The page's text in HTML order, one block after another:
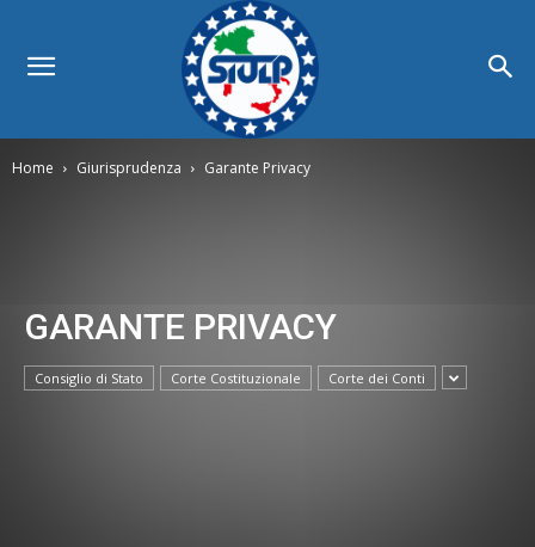
Home Giurisprudenza Garante Privacy
GARANTE PRIVACY
Consiglio di Stato Corte Costituzionale Corte dei Conti